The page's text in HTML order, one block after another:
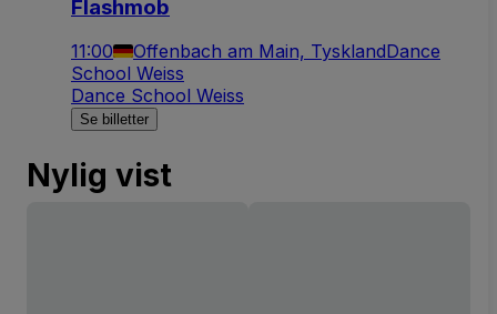
Flashmob
11:00 Offenbach am Main, TysklandDance
School Weiss
Dance School Weiss
Se billetter
Nylig vist